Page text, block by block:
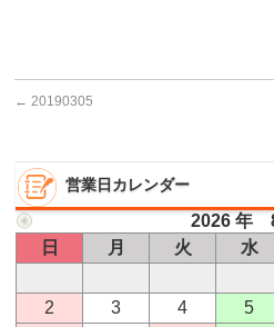
← 20190305
営業日カレンダー
2026 年
日
月 火 水
2
3 4 5